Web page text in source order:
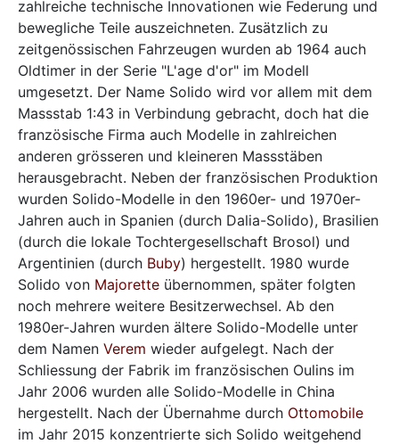
zahlreiche technische Innovationen wie Federung und
bewegliche Teile auszeichneten. Zusätzlich zu
zeitgenössischen Fahrzeugen wurden ab 1964 auch
Oldtimer in der Serie "L'age d'or" im Modell
umgesetzt. Der Name Solido wird vor allem mit dem
Massstab 1:43 in Verbindung gebracht, doch hat die
französische Firma auch Modelle in zahlreichen
anderen grösseren und kleineren Massstäben
herausgebracht. Neben der französischen Produktion
wurden Solido-Modelle in den 1960er- und 1970er-
Jahren auch in Spanien (durch Dalia-Solido), Brasilien
(durch die lokale Tochtergesellschaft Brosol) und
Argentinien (durch Buby) hergestellt. 1980 wurde
Solido von Majorette übernommen, später folgten
noch mehrere weitere Besitzerwechsel. Ab den
1980er-Jahren wurden ältere Solido-Modelle unter
dem Namen Verem wieder aufgelegt. Nach der
Schliessung der Fabrik im französischen Oulins im
Jahr 2006 wurden alle Solido-Modelle in China
hergestellt. Nach der Übernahme durch Ottomobile
im Jahr 2015 konzentrierte sich Solido weitgehend